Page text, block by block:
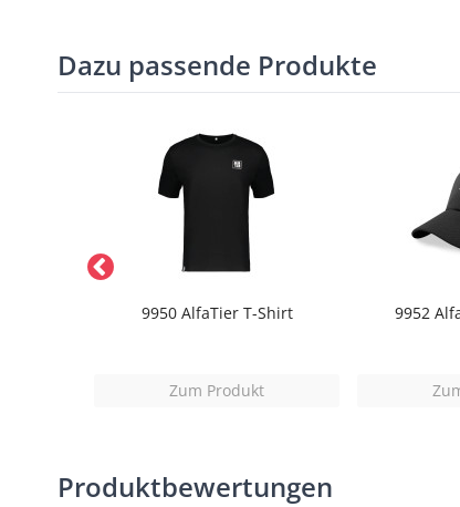
Dazu passende Produkte
9950 AlfaTier T-Shirt
Zum Produkt
9952
Produktbewertungen